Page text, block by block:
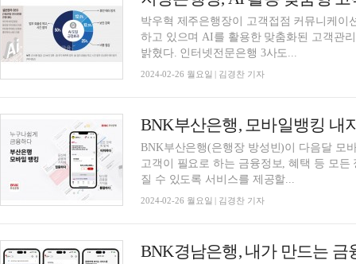
박우혁 제주은행장이 고객접점 커뮤니케이
하고 있으며 AI를 활용한 맞춤화된 고객관
밝혔다. 인터넷전문은행 3사도...
2024-02-26 월요일 | 김경찬 기자
BNK부산은행(은행장 방성빈)이 다음달 모
고객이 필요로 하는 금융정보, 혜택 등 모
질 수 있도록 서비스를 제공할...
2024-02-26 월요일 | 김경찬 기자